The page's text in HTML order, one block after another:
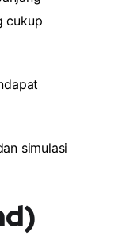
cukup
simulasi